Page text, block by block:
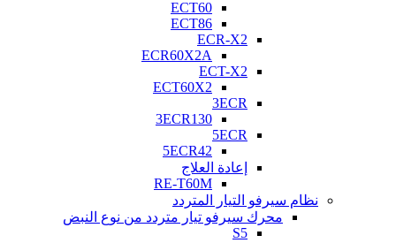
ECT60
ECT86
ECR-X2
ECR60X2A
ECT-X2
ECT60X2
3ECR
3ECR130
5ECR
5ECR42
إعادة العلاج
RE-T60M
نظام سيرفو التيار المتردد
محرك سيرفو تيار متردد من نوع النبض
S5